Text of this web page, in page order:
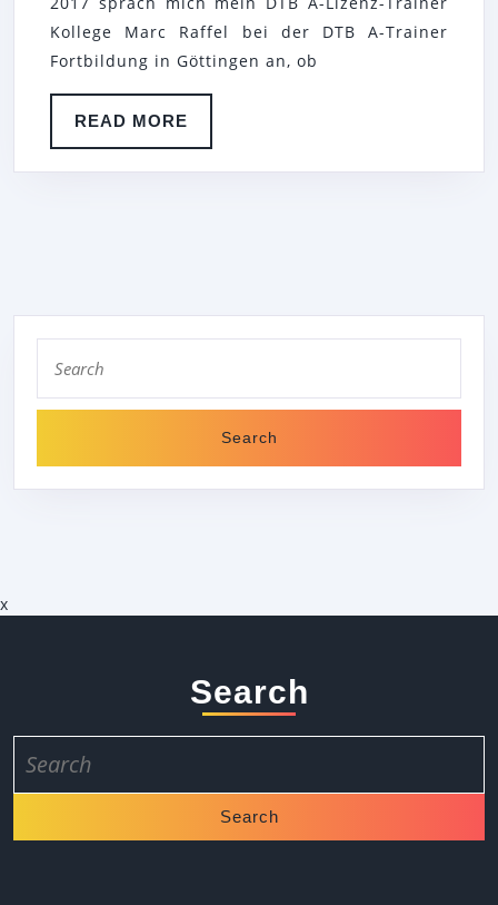
EUROPÄISCH
Kollege Marc Raffel bei der DTB A-Trainer
Fortbildung in Göttingen an, ob
READ MORE
MORE
for:
x
Search
for: